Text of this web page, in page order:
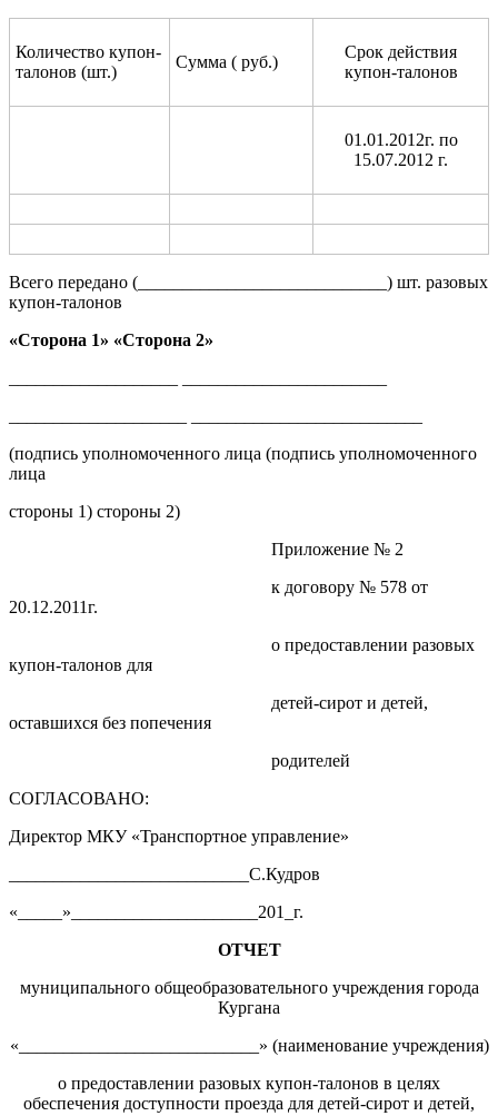
Количество купон-
талонов (шт.)
Сумма ( руб.)
Срок действия
купон-талонов
01.01.2012г. по
15.07.2012 г.
Всего передано (____________________________) шт. разовых
купон-талонов
«Сторона 1» «Сторона 2»
(подпись уполномоченного лица (подпись уполномоченного
лица
стороны 1) стороны 2)
Приложение № 2
к договору № 578 от
20.12.2011г.
о предоставлении разовых
купон-талонов для
детей-сирот и детей,
оставшихся без попечения
родителей
СОГЛАСОВАНО:
Директор МКУ «Транспортное управление»
___________________________С.Кудров
«_____»_____________________201_г.
ОТЧЕТ
муниципального общеобразовательного учреждения города
Кургана
«___________________________» (наименование учреждения)
о предоставлении разовых купон-талонов в целях
обеспечения доступности проезда для детей-сирот и детей,